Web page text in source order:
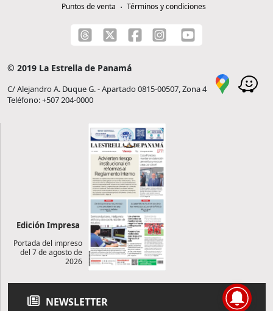
Puntos de venta
Términos y condiciones
© 2019 La Estrella de Panamá
C/ Alejandro A. Duque G. - Apartado 0815-00507, Zona 4
Teléfono: +507 204-0000
Edición Impresa
Portada del impreso
del 7 de agosto de
2026
NEWSLETTER